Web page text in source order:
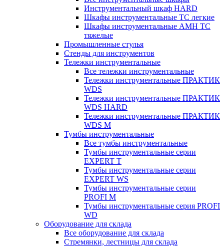
Инструментальный шкаф HARD
Шкафы инструментальные ТС легкие
Шкафы инструментальные AMH TC
тяжелые
Промышленные стулья
Стенды для инструментов
Тележки инструментальные
Все тележки инструментальные
Тележки инструментальные ПРАКТИК
WDS
Тележки инструментальные ПРАКТИК
WDS HARD
Тележки инструментальные ПРАКТИК
WDS M
Тумбы инструментальные
Все тумбы инструментальные
Тумбы инструментальные серии
EXPERT T
Тумбы инструментальные серии
EXPERT WS
Тумбы инструментальные серии
PROFI M
Тумбы инструментальные серия PROFI
WD
Оборудование для склада
Все оборудование для склада
Стремянки, лестницы для склада